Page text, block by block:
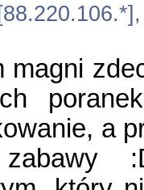
magni
a